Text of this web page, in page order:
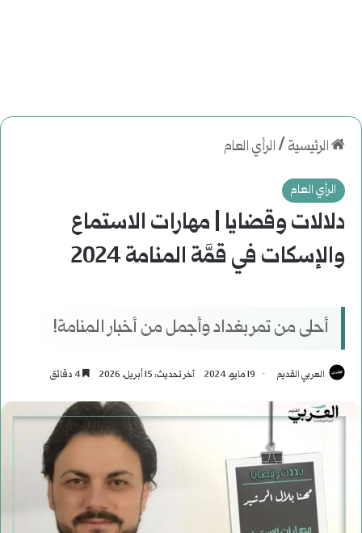
الرئيسية /الرأي العام
الرأي العام
دلالات وقضايا | مهارات الاستماع
والإسكات في قمَّة المنامة 2024
أحلى من تمر بغداد وأجمل من أخبار المنامة!
العربي القديم 19 مايو، 2024 آخر تحديث: 15 أبريل، 2026